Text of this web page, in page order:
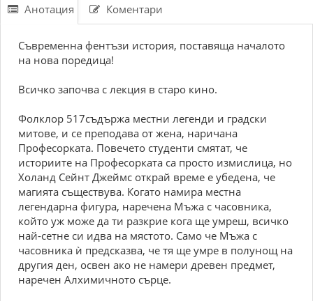
Анотация Коментари
Съвременна фентъзи история, поставяща началото
на нова поредица!
Всичко започва с лекция в старо кино.
Фолклор 517съдържа местни легенди и градски
митове, и се преподава от жена, наричана
Професорката. Повечето студенти смятат, че
историите на Професорката са просто измислица, но
Холанд Сейнт Джеймс открай време е убедена, че
магията съществува. Когато намира местна
легендарна фигура, наречена Мъжа с часовника,
който уж може да ти разкрие кога ще умреш, всичко
най-сетне си идва на мястото. Само че Мъжа с
часовника ѝ предсказва, че тя ще умре в полунощ на
другия ден, освен ако не намери древен предмет,
наречен Алхимичното сърце.